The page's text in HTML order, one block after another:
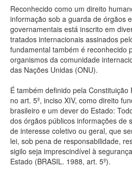
Planejamento
Catálogo de dados
Processo Legislativo
Deputados Estaduais
Administração
Legislação
Agenda
Perguntas frequentes
Contato
Reconhecido como um direito
informação sob a guarda de órgãos
governamentais está inscrito em
tratados internacionais assinados
fundamental também é reconhecido
organismos da comunidade
das Nações Unidas (ONU).
É também definido pela
no art. 5º, inciso XIV, como direito
brasileiro e um dever do Estado:
dos órgãos públicos informações de
de interesse coletivo ou geral, que
lei, sob pena de responsabilidade,
sigilo seja imprescindível à
Estado (BRASIL. 1988, art. 5º).